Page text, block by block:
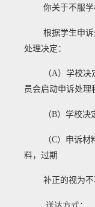
你关于不服
根据学生申
处理决定：
（A）学校决
员会启动申诉处理
（B）学校决
（C）申诉材
料，过期
补正的视为不